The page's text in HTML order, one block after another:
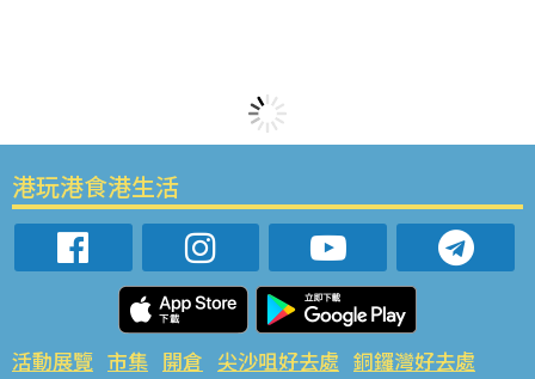
港玩港食港生活
活動展覽 市集 開倉 尖沙咀好去處 銅鑼灣好去處